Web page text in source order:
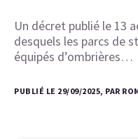
Un décret publié le 13
desquels les parcs de
équipés d’ombrières…
PUBLIÉ LE 29/09/2025, PAR